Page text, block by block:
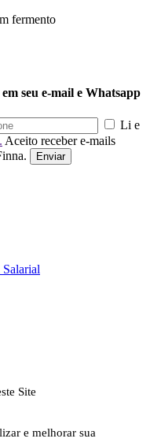
fermento
seu e-mail e Whatsapp
Li e
Aceito receber e-mails
Enviar
Salarial
Site
e melhorar sua